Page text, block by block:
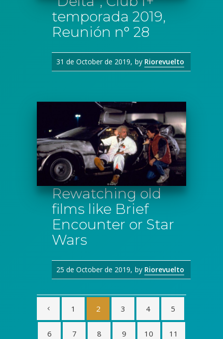
temporada 2019,
Reunión n° 28
31 de October de 2019 by Riorevuelto
Rewatching old
films like Brief
Encounter or Star
Wars
25 de October de 2019 by Riorevuelto
1 2 3 4 5
6 7 8 9 10 11